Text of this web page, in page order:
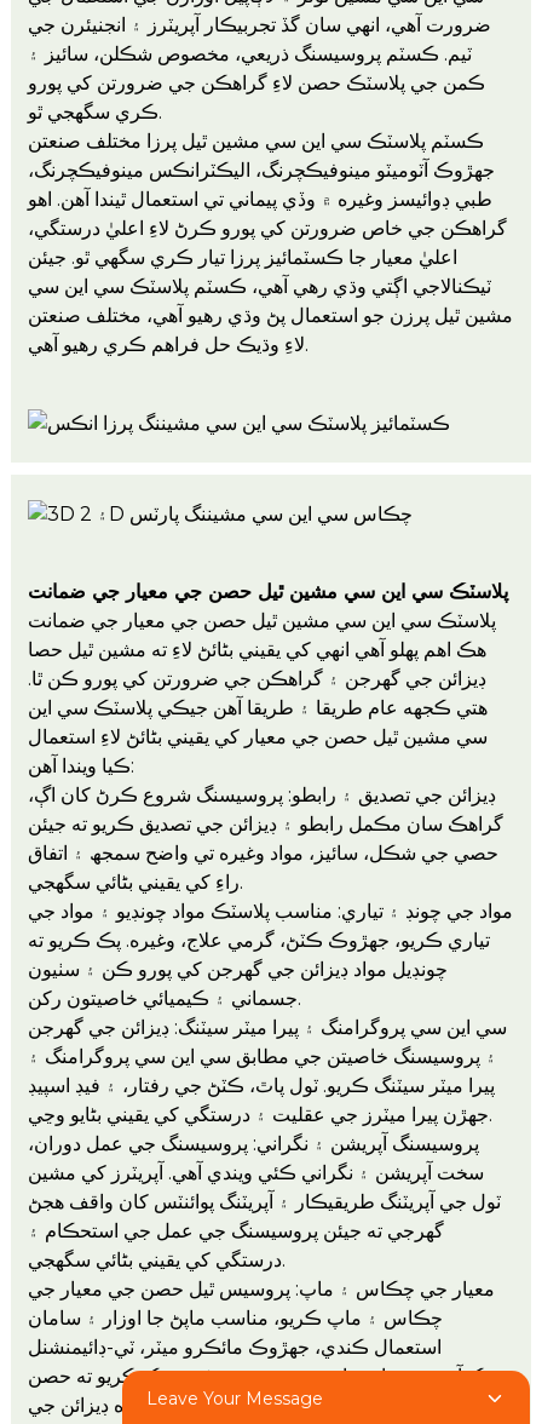
ضرورت آهي، انهي سان گڏ تجربيڪار آپريٽرز ۽ انجنيئرن جي
ٽيم. ڪسٽم پروسيسنگ ذريعي، مخصوص شڪلن، سائيز ۽
ڪمن جي پلاسٽڪ حصن لاءِ گراهڪن جي ضرورتن کي پورو
ڪري سگهجي ٿو.
ڪسٽم پلاسٽڪ سي اين سي مشين ٿيل پرزا مختلف صنعتن
جهڙوڪ آٽوميٽو مينوفيڪچرنگ، اليڪٽرانڪس مينوفيڪچرنگ،
طبي ڊوائيسز وغيره ۾ وڏي پيماني تي استعمال ٿيندا آهن. اهو
گراهڪن جي خاص ضرورتن کي پورو ڪرڻ لاءِ اعليٰ درستگي،
اعليٰ معيار جا ڪسٽمائيز پرزا تيار ڪري سگهي ٿو. جيئن
ٽيڪنالاجي اڳتي وڌي رهي آهي، ڪسٽم پلاسٽڪ سي اين سي
مشين ٿيل پرزن جو استعمال پڻ وڌي رهيو آهي، مختلف صنعتن
لاءِ وڌيڪ حل فراهم ڪري رهيو آهي.
پلاسٽڪ سي اين سي مشين ٿيل حصن جي معيار جي ضمانت
پلاسٽڪ سي اين سي مشين ٿيل حصن جي معيار جي ضمانت
هڪ اهم پهلو آهي انهي کي يقيني بڻائڻ لاءِ ته مشين ٿيل حصا
ڊيزائن جي گهرجن ۽ گراهڪن جي ضرورتن کي پورو ڪن ٿا.
هتي ڪجهه عام طريقا ۽ طريقا آهن جيڪي پلاسٽڪ سي اين
سي مشين ٿيل حصن جي معيار کي يقيني بڻائڻ لاءِ استعمال
ڪيا ويندا آهن:
ڊيزائن جي تصديق ۽ رابطو: پروسيسنگ شروع ڪرڻ کان اڳ،
گراهڪ سان مڪمل رابطو ۽ ڊيزائن جي تصديق ڪريو ته جيئن
حصي جي شڪل، سائيز، مواد وغيره تي واضح سمجھ ۽ اتفاق
راءِ کي يقيني بڻائي سگهجي.
مواد جي چونڊ ۽ تياري: مناسب پلاسٽڪ مواد چونڊيو ۽ مواد جي
تياري ڪريو، جهڙوڪ ڪٽڻ، گرمي علاج، وغيره. پڪ ڪريو ته
چونڊيل مواد ڊيزائن جي گهرجن کي پورو ڪن ۽ سٺيون
جسماني ۽ ڪيميائي خاصيتون رکن.
سي اين سي پروگرامنگ ۽ پيرا ميٽر سيٽنگ: ڊيزائن جي گهرجن
۽ پروسيسنگ خاصيتن جي مطابق سي اين سي پروگرامنگ ۽
پيرا ميٽر سيٽنگ ڪريو. ٽول پاٿ، ڪٽڻ جي رفتار، ۽ فيڊ اسپيڊ
جهڙن پيرا ميٽرز جي عقليت ۽ درستگي کي يقيني بڻايو وڃي.
پروسيسنگ آپريشن ۽ نگراني: پروسيسنگ جي عمل دوران،
سخت آپريشن ۽ نگراني ڪئي ويندي آهي. آپريٽرز کي مشين
ٽول جي آپريٽنگ طريقيڪار ۽ آپريٽنگ پوائنٽس کان واقف هجڻ
گهرجي ته جيئن پروسيسنگ جي عمل جي استحڪام ۽
درستگي کي يقيني بڻائي سگهجي.
معيار جي چڪاس ۽ ماپ: پروسيس ٿيل حصن جي معيار جي
چڪاس ۽ ماپ ڪريو، مناسب ماپڻ جا اوزار ۽ سامان
استعمال ڪندي، جهڙوڪ مائڪرو ميٽر، ٽي-ڊائيمنشنل
ڪوآرڊينيٽ ماپڻ واريون مشينون، وغيره. پڪ ڪريو ته حصن
جي سائيز، شڪل، مٿاڇري جي معيار، وغيره ڊيزائن جي
Leave Your Message